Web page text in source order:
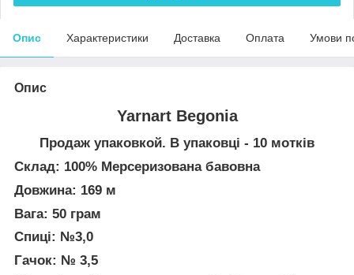
Опис Характеристики Доставка Оплата Умови
Опис
Yarnart Begonia
Продаж упаковкой. В упаковці - 10 мотків
Склад: 100% Мерсеризована бавовна
Довжина: 169 м
Вага: 50 грам
Спиці: №3,0
Гачок: № 3,5